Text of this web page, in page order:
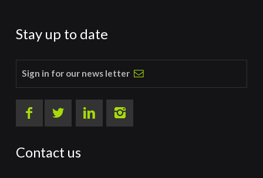
Stay up to date
Sign in for our news letter
Contact us